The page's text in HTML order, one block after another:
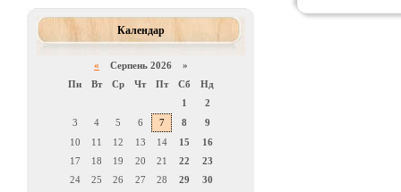
Календар
« Серпень 2026 »
Пн
Вт Ср Чт Пт Сб
Нд
1
2
3
4 5 6 7 8
9
10
11 12 13 14 15
16
17
18 19 20 21 22
23
24
25 26 27 28 29
30